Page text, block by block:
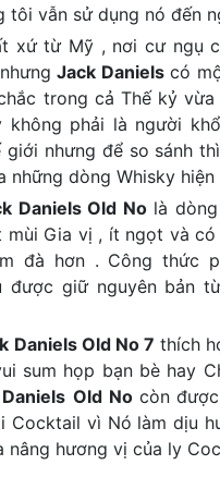
tôi vẫn sử dụng nó đến
xứ từ Mỹ , nơi cư ngụ
Jack Danielscó
trong cả Thế kỷ vừa
không phải là người
giới nhưng để so sánh
những dòng Whisky hiện
Daniels Old Nolà dòng
mùi Gia vị , ít ngọt và
đà hơn . Công thức
được giữ nguyên bản
Daniels Old No 7 thích
sum họp bạn bè hay
Old No còn
Cocktail vì Nó làm dịu
nâng hương vị của ly